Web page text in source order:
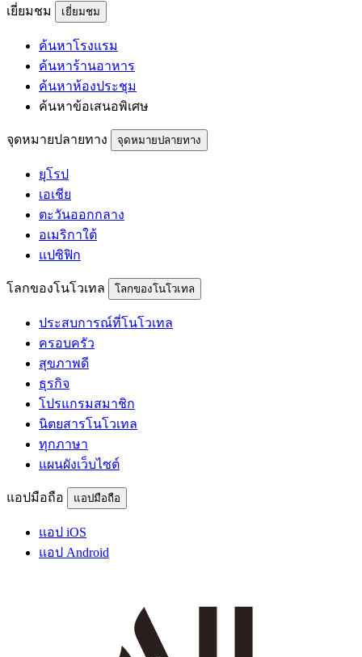
เยี่ยมชม เยี่ยมชม
ค้นหาโรงแรม
ค้นหาร้านอาหาร
ค้นหาห้องประชุม
ค้นหาข้อเสนอพิเศษ
จุดหมายปลายทาง จุดหมายปลายทาง
ยุโรป
เอเชีย
ตะวันออกกลาง
อเมริกาใต้
แปซิฟิก
โลกของโนโวเทล โลกของโนโวเทล
ประสบการณ์ที่โนโวเทล
ครอบครัว
สุขภาพดี
ธุรกิจ
โปรแกรมสมาชิก
นิตยสารโนโวเทล
ทุกภาษา
แผนผังเว็บไซต์
แอปมือถือ แอปมือถือ
แอป iOS
แอป Android